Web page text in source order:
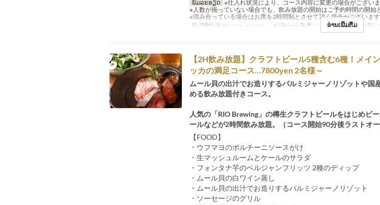
ພິມລະອຽດ ※仕入れ状況により、コース内容に変更の場合がござい
※人数が揃っていない場合でも、飲み放題の開始はご予約時間の開始
※混み合っている場合はお席を2時間制とさせて頂く場合がございま
ວັນທີທີ່ຖືກຕ້ອງ
27 ທ.ວ 2025 ~ ຈຳກັດການສັ່ງຊື້ 2 ~ 30 ປະເພດບ່ອນນັ່ງ
ອ່ານເພີ່ມຕື່ມ
【2H飲み放題】クラフトビール5種含む6種！メイ
ッカの満足コース…7800yen 2名様～
ムール貝の出汁でお造りするパルミジャーノリゾットや国
める飲み放題付きコース。
人気の「RIO Brewing」の樽生クラフトビールをはじめビ
ールなどが2時間飲み放題。（コース開始90分後ラストオー
【FOOD】
・ウフマヨのポルチーニソースがけ
・生マッシュルームとケールのサラダ
・フォンタナ芋のベルジャンフリッツ 2種のディップ
・ムール貝の白ワイン蒸し
・ムール貝の出汁でお造りするパルミジャーノリゾット
・ソーセージのグリル